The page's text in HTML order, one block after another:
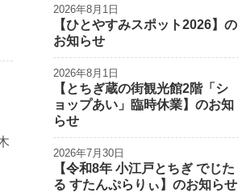
2026年8月1日
【ひとやすみスポット2026】の
お知らせ
2026年8月1日
【とちぎ蔵の街観光館2階「シ
ョップあい」臨時休業】のお知
らせ
2026年7月30日
【令和8年 小江戸とちぎ でじた
る すたんぷらりぃ】のお知らせ